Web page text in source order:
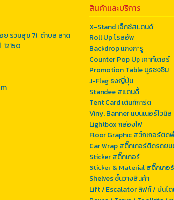
อย ร่วมสุข 7) ตำบล ลาด
สินค้าและบริการ
X-Stand เอ็กซ์สแตนด์
Roll Up โรลอัพ
Backdrop แกงการู
Counter Pop Up เคาท์เตอร์
Promotion Table บูธชงชิม
J-Flag ธงญี่ปุ่น
Standee สแตนดี้
Tent Card เต้นท์การ์ด
Vinyl Banner แบนเนอร์ไวนิล
Lightbox กล่องไฟ
Floor Graphic สติ๊กเกอร์ติด
Car Wrap สติ๊กเกอร์ติดรถย
Sticker สติ๊กเกอร์
Sticker & Material สติ๊กเกอ
Shelves ชั้นวางสินค้า
Lift / Escalator ลิฟท์ / บันได